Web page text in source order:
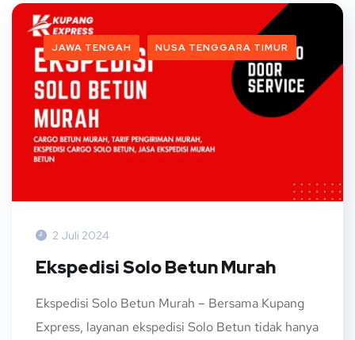
JAWA TENGAH NUSA TENGGARA TIMUR
2 Juli 2024
Ekspedisi Solo Betun Murah
Ekspedisi Solo Betun Murah – Bersama Kupang
Express, layanan ekspedisi Solo Betun tidak hanya